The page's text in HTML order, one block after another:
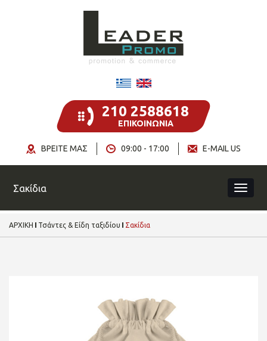
210 2588618
ΕΠΙΚΟΙΝΩΝΙΑ
E-MAIL US
09:00 - 17:00
ΒΡΕΙΤΕ ΜΑΣ
Σακίδια
ΑΡΧΙΚΗ Τσάντες & Είδη ταξιδίου Σακίδια